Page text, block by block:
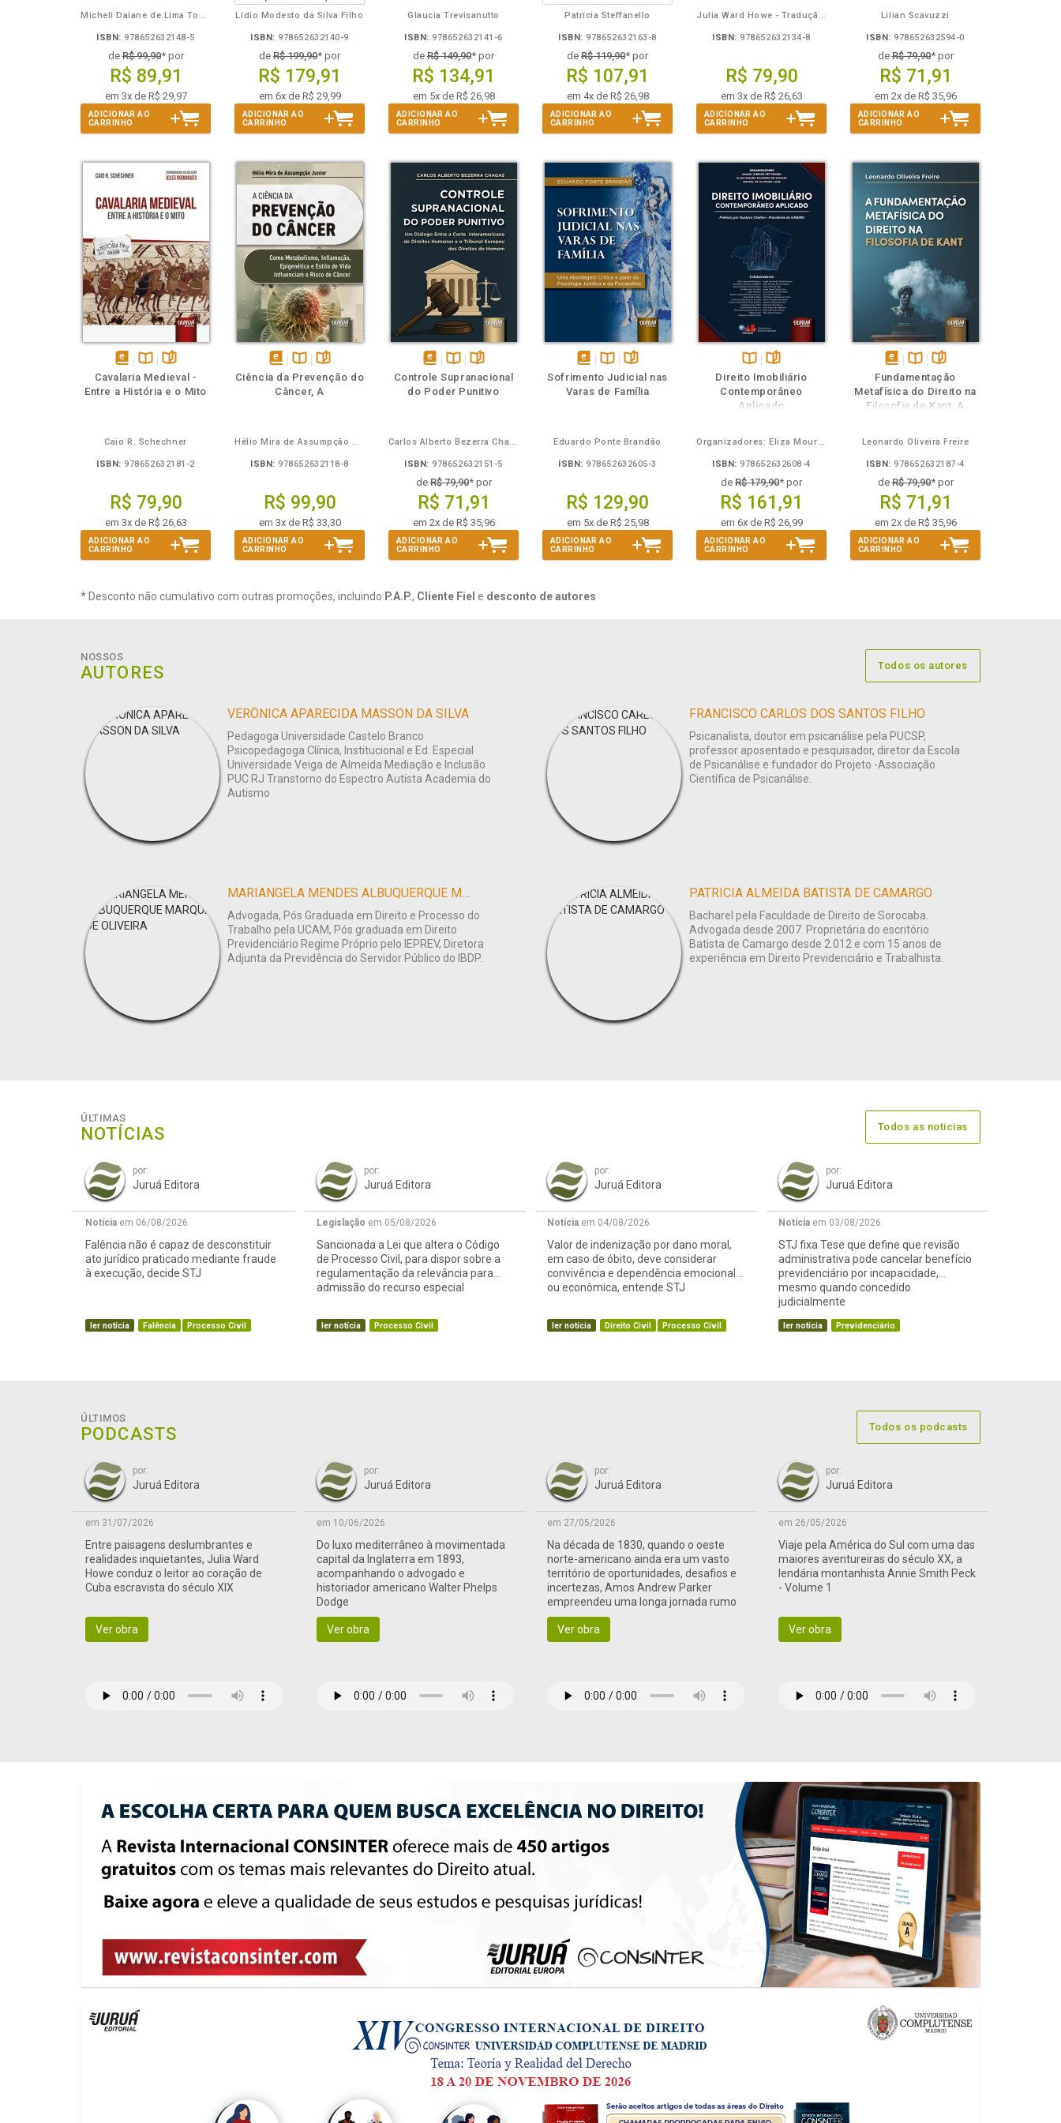
Micheli Daiane de Lima Toporowicz
ISBN: 978652632148-5
deR$ 99,90* por
R$ 89,91
em 3x de R$ 29,97
ADICIONAR AO
CARRINHO
Lídio Modesto da Silva Filho
ISBN: 978652632140-9
de R$ 199,90* por
R$ 179,91
em 6x de R$ 29,99
ADICIONAR AO
CARRINHO
Glaucia Trevisanutto
ISBN: 978652632141-6
de R$ 149,90* por
R$ 134,91
em 5x de R$ 26,98
ADICIONAR AO
CARRINHO
Patrícia Steffanello
ISBN: 978652632163-8
de R$ 119,90* por
R$ 107,91
em 4x de R$ 26,98
ADICIONAR AO
CARRINHO
Julia Ward Howe - Tradução: Osvaldo Ferreira de Carvalho
ISBN: 978652632134-8
R$ 79,90
em 3x de R$ 26,63
ADICIONAR AO
CARRINHO
Lilian Scavuzzi
ISBN: 978652632594-0
deR$ 79,90* por
R$ 71,91
em 2x de R$ 35,96
ADICIONAR AO
CARRINHO
disponível
em
Disponível
na
páginas
Cavalaria Medieval -
Entre a História e o Mito
Caio R. Schechner
ISBN: 978652632181-2
R$ 79,90
em 3x de R$ 26,63
ADICIONAR AO
CARRINHO
disponível
em
Disponível
na
páginas
Ciência da Prevenção do
Câncer, A
Hélio Mira de Assumpção Junior
ISBN: 978652632118-8
R$ 99,90
em 3x de R$ 33,30
ADICIONAR AO
CARRINHO
disponível
em
Disponível
na
páginas
Controle Supranacional
do Poder Punitivo
Carlos Alberto Bezerra Chagas
ISBN: 978652632151-5
deR$ 79,90* por
R$ 71,91
em 2x de R$ 35,96
ADICIONAR AO
CARRINHO
Também
disponível
em
Disponível
na
páginas
Sofrimento Judicial nas
Varas de Família
Eduardo Ponte Brandão
ISBN: 978652632605-3
R$ 129,90
em 5x de R$ 25,98
ADICIONAR AO
CARRINHO
Disponível
na
B.V.
páginas
Direito Imobiliário
Contemporâneo
Aplicado
Organizadores: Eliza Moura Navarro de Novaes, Rafael de Oliveira Lage, Daniel Ribeiro Pettersen
ISBN: 978652632608-4
de R$ 179,90* por
R$ 161,91
em 6x de R$ 26,99
ADICIONAR AO
CARRINHO
Também
disponível
em
eBook
Disponível
na
B.V.
páginas
Fundamentação
Metafísica do Direito na
Filosofia de Kant, A
Leonardo Oliveira Freire
ISBN: 978652632187-4
deR$ 79,90* por
R$ 71,91
em 2x de R$ 35,96
ADICIONAR AO
CARRINHO
* Desconto não cumulativo com outras promoções, incluindo P.A.P., Cliente Fiel e desconto de autores
NOSSOS
AUTORES Todos os autores
VERÔNICA APARECIDA MASSON DA SILVA
Pedagoga Universidade Castelo Branco
Psicopedagoga Clínica, Institucional e Ed. Especial
Universidade Veiga de Almeida Mediação e Inclusão
PUC RJ Transtorno do Espectro Autista Academia do
Autismo
FRANCISCO CARLOS DOS SANTOS FILHO
Psicanalista, doutor em psicanálise pela PUCSP,
professor aposentado e pesquisador, diretor da Escola
de Psicanálise e fundador do Projeto -Associação
Científica de Psicanálise.
MARIANGELA MENDES ALBUQUERQUE MARQUES DE OLIVEIRA
Advogada, Pós Graduada em Direito e Processo do
Trabalho pela UCAM, Pós graduada em Direito
Previdenciário Regime Próprio pelo IEPREV, Diretora
Adjunta da Previdência do Servidor Público do IBDP.
PATRICIA ALMEIDA BATISTA DE CAMARGO
Bacharel pela Faculdade de Direito de Sorocaba.
Advogada desde 2007. Proprietária do escritório
Batista de Camargo desde 2.012 e com 15 anos de
experiência em Direito Previdenciário e Trabalhista.
ÚLTIMAS
NOTÍCIAS Todos as noticias
por:
Juruá Editora
Notícia em 06/08/2026
Falência não é capaz de desconstituir
ato jurídico praticado mediante fraude
à execução, decide STJ
ler notícia Falência Processo Civil
por:
Juruá Editora
Legislação em 05/08/2026
Sancionada a Lei que altera o Código
de Processo Civil, para dispor sobre a
regulamentação da relevância para
admissão do recurso especial
ler notícia Processo Civil
por:
Juruá Editora
Notícia em 04/08/2026
Valor de indenização por dano moral,
em caso de óbito, deve considerar
convivência e dependência emocional
ou econômica, entende STJ
ler notícia Direito Civil Processo Civil
por:
Juruá Editora
Notíciaem 03/08/2026
STJ fixa Tese que define que revisão
administrativa pode cancelar benefício
previdenciário por incapacidade,
mesmo quando concedido
judicialmente
ler notícia Previdenciário
ÚLTIMOS
PODCASTS Todos os podcasts
por:
Juruá Editora
em 31/07/2026
Entre paisagens deslumbrantes e
realidades inquietantes, Julia Ward
Howe conduz o leitor ao coração de
Cuba escravista do século XIX
Ver obra
por:
Juruá Editora
em 10/06/2026
Do luxo mediterrâneo à movimentada
capital da Inglaterra em 1893,
acompanhando o advogado e
historiador americano Walter Phelps
Dodge
Ver obra
por:
Juruá Editora
em 27/05/2026
Na década de 1830, quando o oeste
norte-americano ainda era um vasto
território de oportunidades, desafios e
incertezas, Amos Andrew Parker
empreendeu uma longa jornada rumo
às terras de fronteira
Ver obra
por:
Juruá Editora
em 26/05/2026
Viaje pela América do Sul com uma das
maiores aventureiras do século XX, a
lendária montanhista Annie Smith Peck
- Volume 1
Ver obra